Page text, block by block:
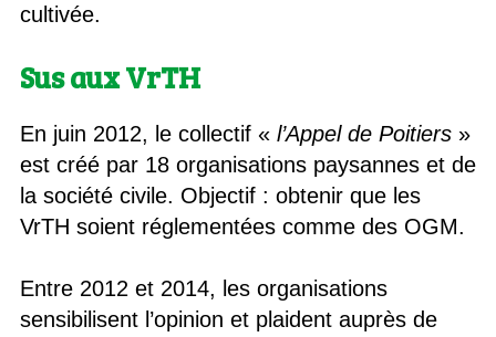
cultivée.
Sus aux VrTH
En juin 2012, le collectif « l’Appel de Poitiers»
est créé par 18 organisations paysannes et de
la société civile. Objectif : obtenir que les
VrTH soient réglementées comme des OGM.
Entre 2012 et 2014, les organisations
sensibilisent l’opinion et plaident auprès de